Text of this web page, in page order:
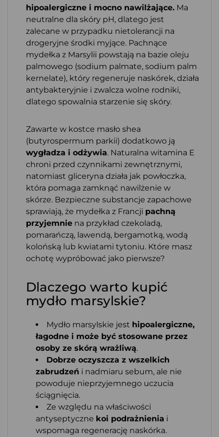
hipoalergiczne i mocno nawilżające. Ma
neutralne dla skóry pH, dlatego jest
zalecane w przypadku nietolerancji na
drogeryjne środki myjące. Pachnące
mydełka z Marsylii powstają na bazie oleju
palmowego (sodium palmate, sodium palm
kernelate), który regeneruje naskórek, działa
antybakteryjnie i zwalcza wolne rodniki,
dlatego spowalnia starzenie się skóry.
Zawarte w kostce masło shea
(butyrospermum parkii) dodatkowo ją
wygładza i odżywia. Naturalna witamina E
chroni przed czynnikami zewnętrznymi,
natomiast gliceryna działa jak powłoczka,
która pomaga zamknąć nawilżenie w
skórze. Bezpieczne substancje zapachowe
sprawiają, że mydełka z Francji pachną
przyjemnie na przykład czekoladą,
pomarańczą, lawendą, bergamotką, wodą
kolońską lub kwiatami tytoniu. Które masz
ochotę wypróbować jako pierwsze?
Dlaczego warto kupić
mydło marsylskie?
Mydło marsylskie jest hipoalergiczne,
łagodne i może być stosowane przez
osoby ze skórą wrażliwą.
Dobrze oczyszcza z wszelkich
zabrudzeń i nadmiaru sebum, ale nie
powoduje nieprzyjemnego uczucia
ściągnięcia.
Ze względu na właściwości
antyseptyczne koi podrażnienia i
wspomaga regenerację naskórka.